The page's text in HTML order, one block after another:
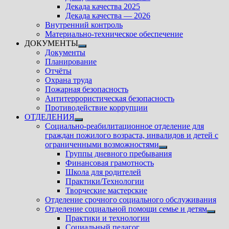
подменю
Декада качества 2025
Декада качества — 2026
Внутренний контроль
Материально-техническое обеспечение
ДОКУМЕНТЫ
Показать
подменю
Документы
Планирование
Отчёты
Охрана труда
Пожарная безопасность
Антитеррористическая безопасность
Противодействие коррупции
ОТДЕЛЕНИЯ
Показать
подменю
Социально-реабилитационное отделение для
граждан пожилого возраста, инвалидов и детей с
ограниченными возможностями
Показать
подменю
Группы дневного пребывания
Финансовая грамотность
Школа для родителей
Практики/Технологии
Творческие мастерские
Отделение срочного социального обслуживания
Отделение социальной помощи семье и детям
Практики и технологии
Социальный педагог